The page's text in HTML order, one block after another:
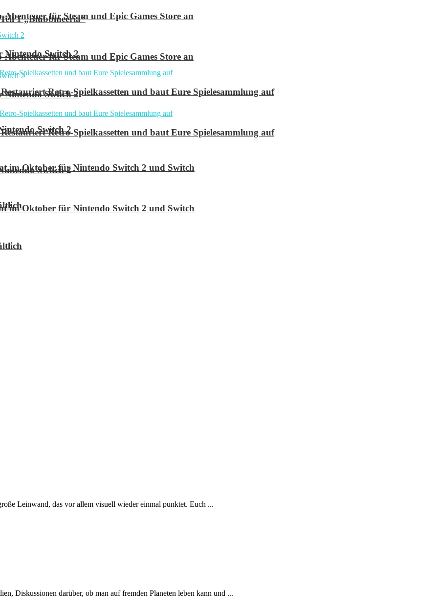
für Steam und Epic Games Store an
Nintendo Switch 2
Retro-Spielkassetten und baut Eure Spielesammlung auf
Switch 2
im Oktober für Nintendo Switch 2 und Switch
1 „Blubbmeeria“
für Steam und Epic Games Store an
Nintendo Switch 2
Retro-Spielkassetten und baut Eure Spielesammlung auf
Switch 2
im Oktober für Nintendo Switch 2 und Switch
Leinwand, das vor allem visuell wieder einmal punktet. Euch ...
Diskussionen darüber, ob man auf fremden Planeten leben kann und ...